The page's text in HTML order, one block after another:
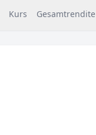
Kurs Gesamtrendite